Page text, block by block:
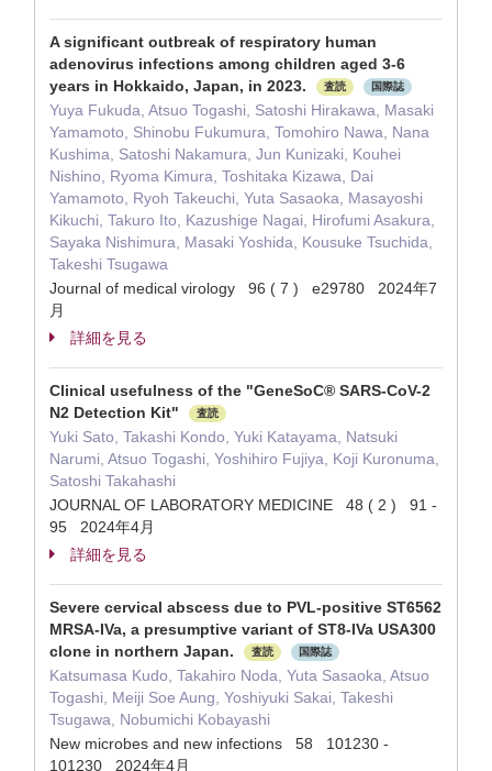
A significant outbreak of respiratory human
adenovirus infections among children aged 3-6
years in Hokkaido, Japan, in 2023.
査読 国際誌
Yuya Fukuda, Atsuo Togashi, Satoshi Hirakawa, Masaki
Yamamoto, Shinobu Fukumura, Tomohiro Nawa, Nana
Kushima, Satoshi Nakamura, Jun Kunizaki, Kouhei
Nishino, Ryoma Kimura, Toshitaka Kizawa, Dai
Yamamoto, Ryoh Takeuchi, Yuta Sasaoka, Masayoshi
Kikuchi, Takuro Ito, Kazushige Nagai, Hirofumi Asakura,
Sayaka Nishimura, Masaki Yoshida, Kousuke Tsuchida,
Takeshi Tsugawa
Journal of medical virology 96 ( 7 ) e29780 2024年7
月
詳細を見る
Clinical usefulness of the "GeneSoC® SARS-CoV-2
N2 Detection Kit"
査読
Yuki Sato, Takashi Kondo, Yuki Katayama, Natsuki
Narumi, Atsuo Togashi, Yoshihiro Fujiya, Koji Kuronuma,
Satoshi Takahashi
JOURNAL OF LABORATORY MEDICINE 48 ( 2 ) 91 -
95 2024年4月
詳細を見る
Severe cervical abscess due to PVL-positive ST6562
MRSA-IVa, a presumptive variant of ST8-IVa USA300
clone in northern Japan.
査読 国際誌
Katsumasa Kudo, Takahiro Noda, Yuta Sasaoka, Atsuo
Togashi, Meiji Soe Aung, Yoshiyuki Sakai, Takeshi
Tsugawa, Nobumichi Kobayashi
New microbes and new infections 58 101230 -
101230 2024年4月